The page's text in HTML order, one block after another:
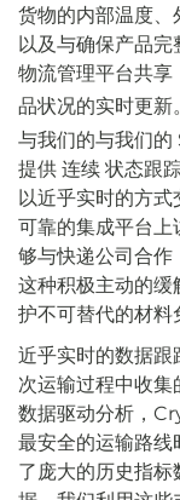
货物的内部温度、
以及与确保产品
物流管理平台共享
品状况的实时更新
与我们的与我们
提供 连续 状态跟
以近乎实时的方
可靠的集成平台上
够与快递公司合作
这种积极主动的缓
护不可替代的材料
近乎实时的数据跟
次运输过程中收
数据驱动分析，
最安全的运输路线
了庞大的历史指